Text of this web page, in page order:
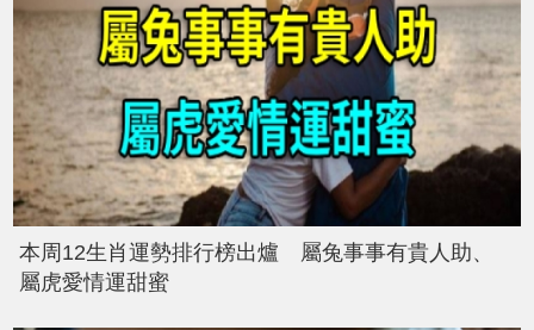
本周12生肖運勢排行榜出爐 屬兔事事有貴人助、
屬虎愛情運甜蜜